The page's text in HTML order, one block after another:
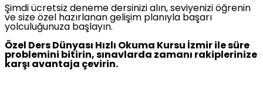
Şimdi ücretsiz deneme dersinizi alın, seviyenizi öğrenin
ve size özel hazırlanan gelişim planıyla başarı
yolculuğunuza başlayın.
Özel Ders Dünyası Hızlı Okuma Kursu İzmir ile süre
problemini bitirin, sınavlarda zamanı rakiplerinize
karşı avantaja çevirin.